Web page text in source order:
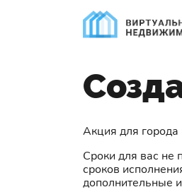
Акция для
Сроки для вас не
сроков
дополнительные